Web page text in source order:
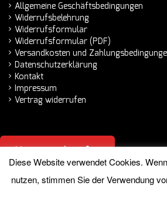
Allgemeine Geschäftsbedingungen
Widerrufsbelehrung
Widerrufsformular
Widerrufsformular (PDF)
Versandkosten und
Datenschutzerklärung
Kontakt
Impressum
Vertrag widerrufen
Vertrag widerrufen
© 2026 Hemminger Handelsvertretung
Diese Website verwendet Cookies.
nutzen, stimmen Sie der Verwendung